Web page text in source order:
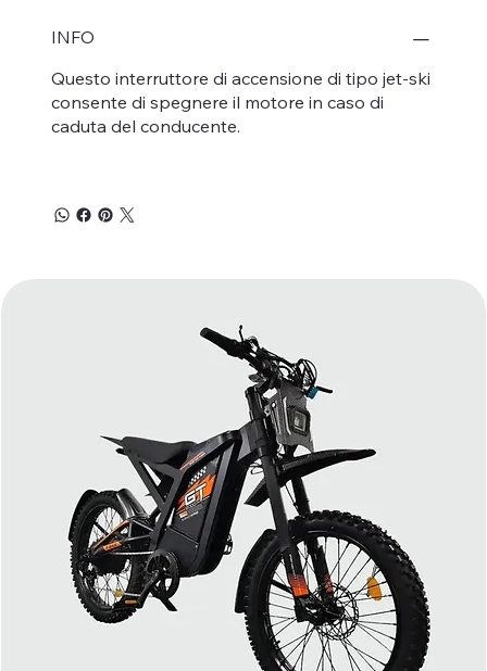
INFO
Questo interruttore di accensione di tipo jet-ski
consente di spegnere il motore in caso di
caduta del conducente.